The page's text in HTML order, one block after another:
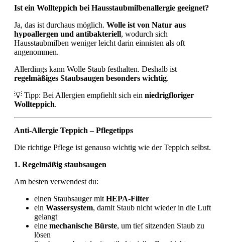
Ist ein Wollteppich bei Hausstaubmilbenallergie geeignet?
Ja, das ist durchaus möglich. Wolle ist von Natur aus
hypoallergen und antibakteriell, wodurch sich
Hausstaubmilben weniger leicht darin einnisten als oft
angenommen.
Allerdings kann Wolle Staub festhalten. Deshalb ist
regelmäßiges Staubsaugen besonders wichtig.
💡 Tipp: Bei Allergien empfiehlt sich ein niedrigfloriger
Wollteppich.
Anti-Allergie Teppich – Pflegetipps
Die richtige Pflege ist genauso wichtig wie der Teppich selbst.
1. Regelmäßig staubsaugen
Am besten verwendest du:
einen Staubsauger mit HEPA-Filter
ein Wassersystem, damit Staub nicht wieder in die Luft
gelangt
eine mechanische Bürste, um tief sitzenden Staub zu
lösen